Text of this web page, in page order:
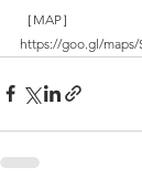
［MAP］
https://goo.gl/maps/